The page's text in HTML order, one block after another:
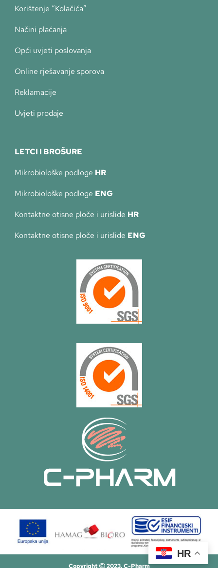
Korištenje “Kolačića”
Načini plaćanja
Opći uvjeti poslovanja
Online rješavanje sporova
Reklamacije
Uvjeti prodaje
LETCI I BROŠURE
Mikrobiološke podloge HR
Mikrobiološke podloge ENG
Kontaktne otisne ploče i urislide HR
Kontaktne otisne ploče i urislide ENG
Copyright 2023. C-Pharm
HR